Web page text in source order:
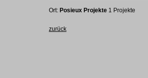
Ort: Posieux Projekte 1 Projekte
zurück